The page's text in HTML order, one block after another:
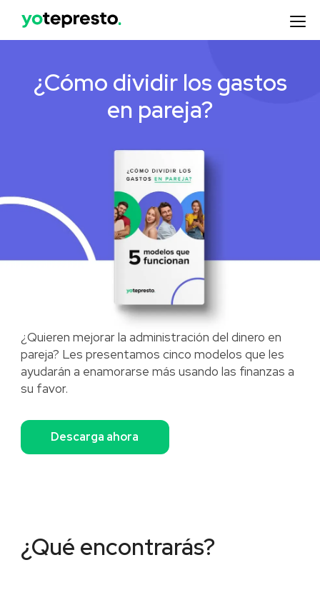
¿Cómo dividir los gastos
en pareja?
¿Quieren mejorar la administración del dinero en
pareja? Les presentamos cinco modelos que les
ayudarán a enamorarse más usando las finanzas a
su favor.
Descarga ahora
¿Qué encontrarás?